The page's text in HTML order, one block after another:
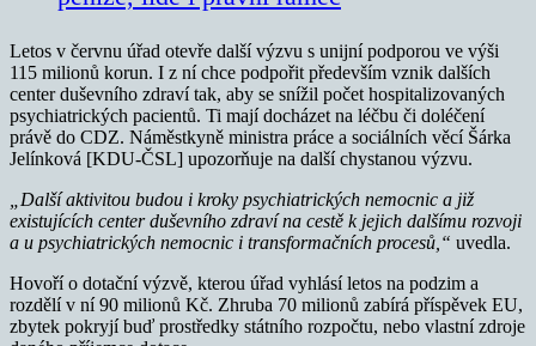
Letos v červnu úřad otevře další výzvu s unijní podporou ve výši
115 milionů korun. I z ní chce podpořit především vznik dalších
center duševního zdraví tak, aby se snížil počet hospitalizovaných
psychiatrických pacientů. Ti mají docházet na léčbu či doléčení
právě do CDZ. Náměstkyně ministra práce a sociálních věcí Šárka
Jelínková [KDU-ČSL] upozorňuje na další chystanou výzvu.
„Další aktivitou budou i kroky psychiatrických nemocnic a již
existujících center duševního zdraví na cestě k jejich dalšímu rozvoji
a u psychiatrických nemocnic i transformačních procesů,“ uvedla.
Hovoří o dotační výzvě, kterou úřad vyhlásí letos na podzim a
rozdělí v ní 90 milionů Kč. Zhruba 70 milionů zabírá příspěvek EU,
zbytek pokryjí buď prostředky státního rozpočtu, nebo vlastní zdroje